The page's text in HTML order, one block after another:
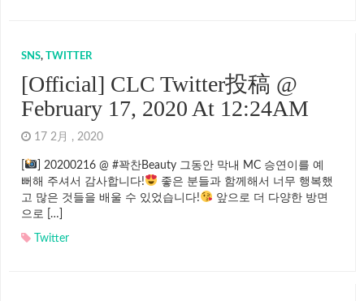
SNS, TWITTER
[Official] CLC Twitter投稿 @
February 17, 2020 At 12:24AM
17 2月 , 2020
] 20200216 @ #꽉찬Beauty 그동안 막내 MC 승연이를 예
뻐해 주셔서 감사합니다!
좋은 분들과 함께해서 너무 행복했
고 많은 것들을 배울 수 있었습니다!
앞으로 더 다양한 방면
으로 […]
Twitter